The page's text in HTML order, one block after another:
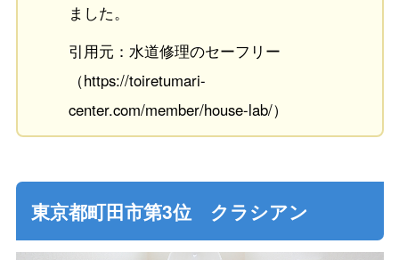
ました。
引用元：水道修理のセーフリー
（https://toiretumari-
center.com/member/house-lab/）
東京都町田市第3位 クラシアン